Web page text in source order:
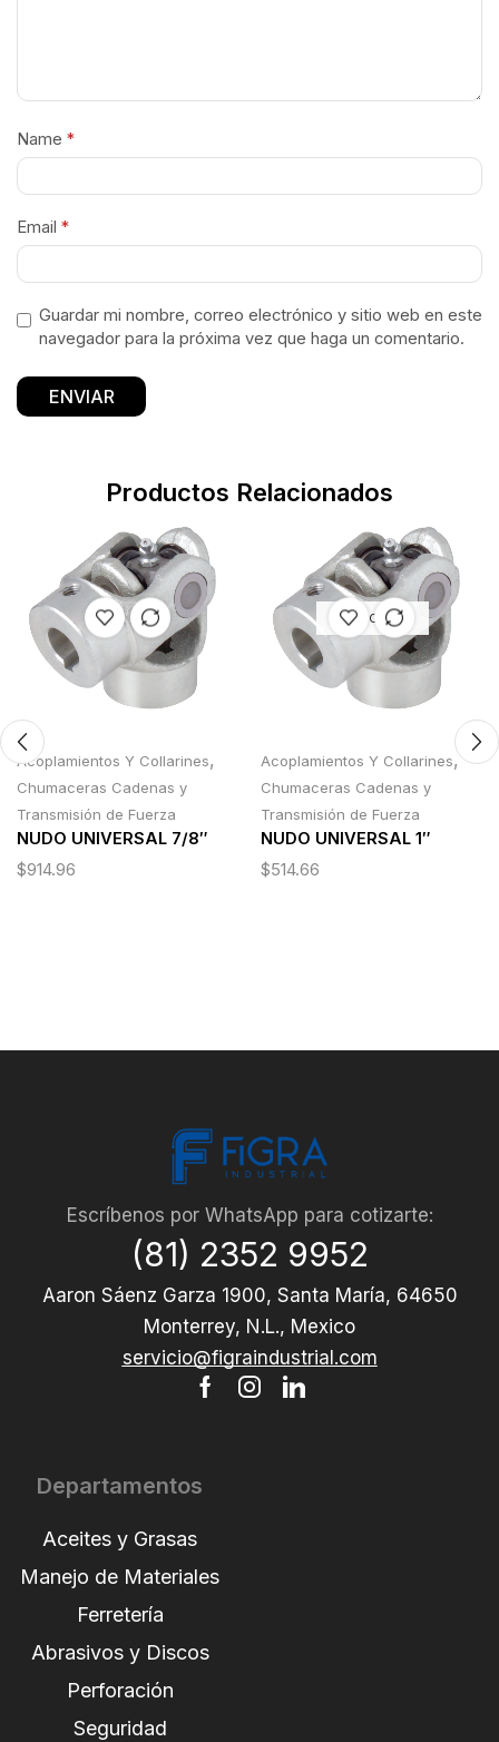
Name *
Email *
Guardar mi nombre, correo electrónico y sitio web en este
navegador para la próxima vez que haga un comentario.
Productos Relacionados
Acoplamientos Y Collarines,
Chumaceras Cadenas y
Transmisión de Fuerza
NUDO UNIVERSAL 7/8″
$914.96
AGOTADO
Acoplamientos Y Collarines,
Chumaceras Cadenas y
Transmisión de Fuerza
NUDO UNIVERSAL 1″
$514.66
Escríbenos por WhatsApp para cotizarte:
(81) 2352 9952
Aaron Sáenz Garza 1900, Santa María, 64650
Monterrey, N.L., Mexico
servicio@figraindustrial.com
Departamentos
Aceites y Grasas
Manejo de Materiales
Ferretería
Abrasivos y Discos
Perforación
Seguridad